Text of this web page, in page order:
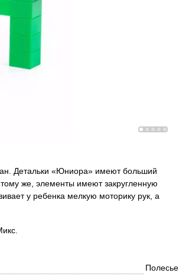
Детальки «Юниора» имеют больший
же, элементы имеют закругленную
у ребенка мелкую моторику рук, а
Полесье